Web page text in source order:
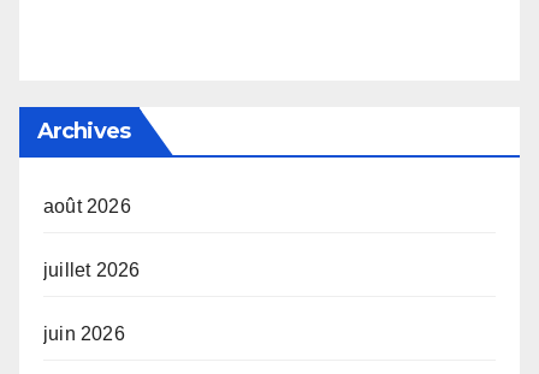
Archives
août 2026
juillet 2026
juin 2026